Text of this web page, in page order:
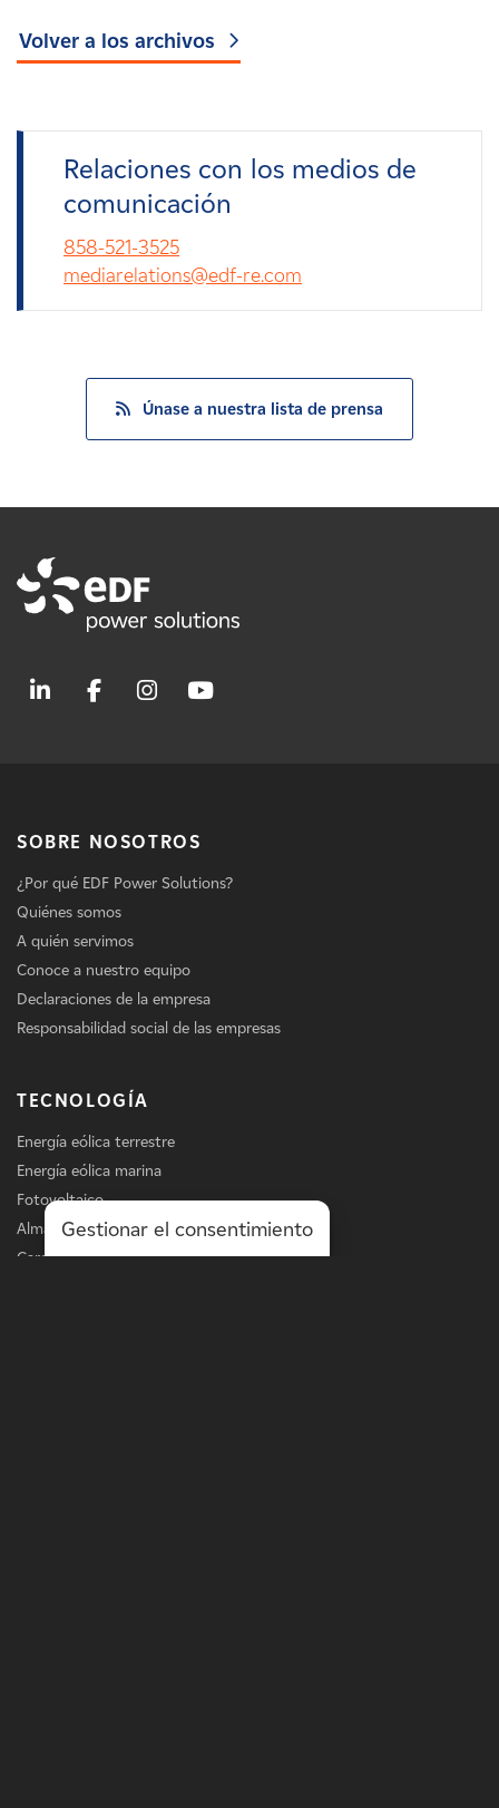
Volver a los archivos
Relaciones con los medios de
comunicación
858-521-3525
mediarelations@edf-re.com
Únase a nuestra lista de prensa
SOBRE NOSOTROS
¿Por qué EDF Power Solutions?
Quiénes somos
A quién servimos
Conoce a nuestro equipo
Declaraciones de la empresa
Responsabilidad social de las empresas
TECNOLOGÍA
Energía eólica terrestre
Energía eólica marina
Fotovoltaico
Almacenamiento
Carga de vehículos eléctricos
Gestionar el consentimiento